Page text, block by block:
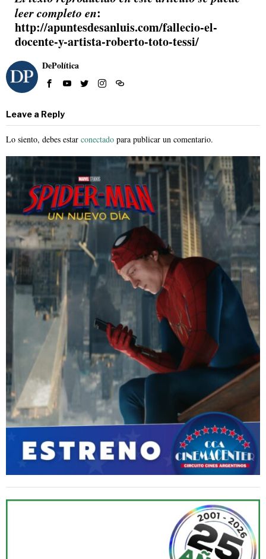
leer completo en:
http://apuntesdesanluis.com/fallecio-el-
docente-y-artista-roberto-toto-tessi/
DePolítica
Leave a Reply
Lo siento, debes estar conectado para publicar un comentario.